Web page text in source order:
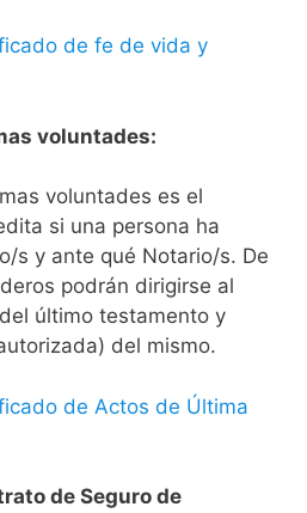
de fe de vida y
voluntades:
voluntades es el
si una persona ha
s y ante qué Notario/s. De
podrán dirigirse al
último testamento y
del mismo.
de Actos de Última
de Seguro de